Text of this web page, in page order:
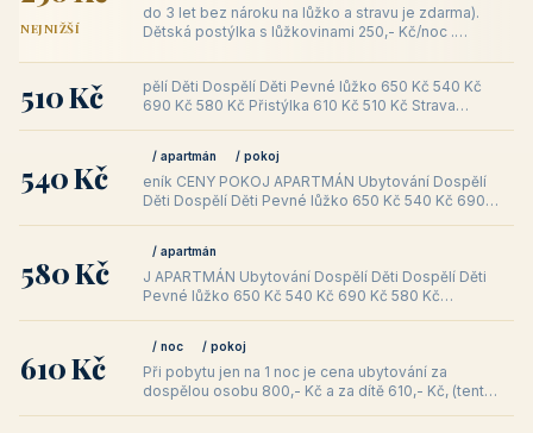
NEJNIŽŠÍ
do 3 let bez nároku na lůžko a stravu je zdarma).
Dětská postýlka s lůžkovinami 250,- Kč/noc .
510 Kč
pělí Děti Dospělí Děti Pevné lůžko 650 Kč 540 Kč
690 Kč 580 Kč Přistýlka 610 Kč 510 Kč Strava
540 Kč
/ apartmán / pokoj
eník CENY POKOJ APARTMÁN Ubytování Dospělí
Děti Dospělí Děti Pevné lůžko 650 Kč 540 Kč 690
580 Kč
/ apartmán
J APARTMÁN Ubytování Dospělí Děti Dospělí Děti
Pevné lůžko 650 Kč 540 Kč 690 Kč 580 Kč
610 Kč
/ noc / pokoj
Při pobytu jen na 1 noc je cena ubytování za
dospělou osobu 800,- Kč a za dítě 610,- Kč, (tento